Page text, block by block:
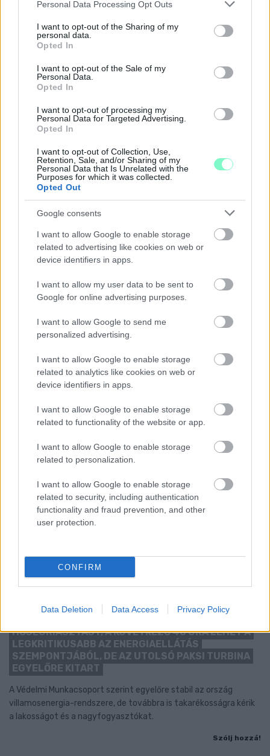
not limited to your visit or usage behaviour. You may click to
grant or deny consent to Google and its third-party tags to
use your data for below specified purposes in below Google
consent section.
Personal Data Processing Opt Outs
I want to opt-out of the Sharing of my
personal data.
Opted In
I want to opt-out of the Sale of my
Personal Data.
Opted In
I want to opt-out of processing my
Personal Data for Targeted Advertising.
Opted In
I want to opt-out of Collection, Use,
Retention, Sale, and/or Sharing of my
Personal Data that Is Unrelated with the
Purposes for which it was collected.
Opted Out
Google consents
I want to allow Google to enable storage
related to advertising like cookies on web or
device identifiers in apps.
I want to allow my user data to be sent to
Google for online advertising purposes.
I want to allow Google to send me
personalized advertising.
I want to allow Google to enable storage
related to analytics like cookies on web or
device identifiers in apps.
I want to allow Google to enable storage
related to functionality of the website or app.
I want to allow Google to enable storage
related to personalization.
I want to allow Google to enable storage
related to security, including authentication
functionality and fraud prevention, and other
user protection.
CONFIRM
Data Deletion Data Access Privacy Policy
LAKOSSÁGI FÓRUMON MUTATJÁK BE A
GYŐRSZENTIVÁNI KÖR TÉR FELÚJÍTÁSÁNAK
Augusztus 6-án a beruházás ütemezéséről és az új kerékpárút
építéséről is tájékoztatják az érdeklődőket.
Szólj hozzá!
A NAPOKBAN BEFEJEZŐDIK A GYŐRI
A város 77 helyszínén zajlik a munkavégzés, a Győr Projekt
kezelésében lévő épületek egy részét is érinti az intézkedés.
HŐSÉGRIASZTÁST, A KÖVETKEZŐ 48 ÓRA LEHET A
LEGKRITIKUSABB AZ ENERGIAELLÁTÁS
SZEMPONTJÁBÓL, DE AZ UTOLSÓ PAKSI TURBINA
EGYELŐRE KITART
A Védelmi Munkacsoport szerint egyelőre stabil az ország
villamosenergia-rendszere, de továbbra is takarékosságra kérik
a lakosságot és a nagyfogyasztókat.
Szólj hozzá!